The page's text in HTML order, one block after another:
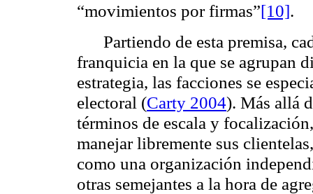
“movimientos por firmas”[10].
Partiendo de esta premisa,
franquicia en la que se agrupan
estrategia, las facciones se
electoral (Carty 2004). Más allá
términos de escala y
manejar libremente sus
como una organización
otras semejantes a la hora de